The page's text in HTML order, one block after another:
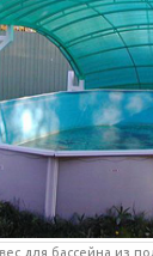
для бассейна из